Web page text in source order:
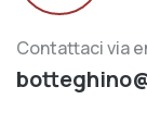
Contattaci via